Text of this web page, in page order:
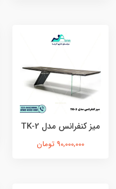
ميز كنفرانس مدل TK-2
90,000,000 تومان